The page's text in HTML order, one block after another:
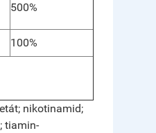
500%
100%
nikotinamid;
tiamin-